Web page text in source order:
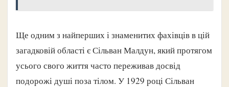
Ще одним з найперших і знаменитих фахівців в цій
загадковій області є Сільван Малдун, який протягом
усього свого життя часто переживав досвід
подорожі душі поза тілом. У 1929 році Сільван